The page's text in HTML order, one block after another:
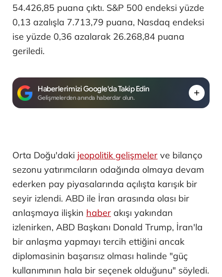
54.426,85 puana çıktı. S&P 500 endeksi yüzde
0,13 azalışla 7.713,79 puana, Nasdaq endeksi
ise yüzde 0,36 azalarak 26.268,84 puana
geriledi.
Haberlerimizi Google'da Takip Edin
Gelişmelerden anında haberdar olun.
Orta Doğu'daki jeopolitik gelişmeler ve bilanço
sezonu yatırımcıların odağında olmaya devam
ederken pay piyasalarında açılışta karışık bir
seyir izlendi. ABD ile İran arasında olası bir
anlaşmaya ilişkin haber akışı yakından
izlenirken, ABD Başkanı Donald Trump, İran'la
bir anlaşma yapmayı tercih ettiğini ancak
diplomasinin başarısız olması halinde "güç
kullanımının hala bir seçenek olduğunu" söyledi.